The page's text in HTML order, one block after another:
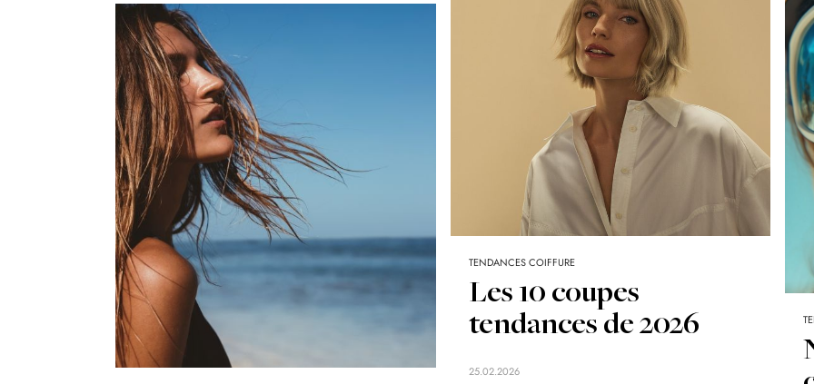
TENDANCES COIFFURE
Les 10 coupes
tendances de 2026
25.02.2026